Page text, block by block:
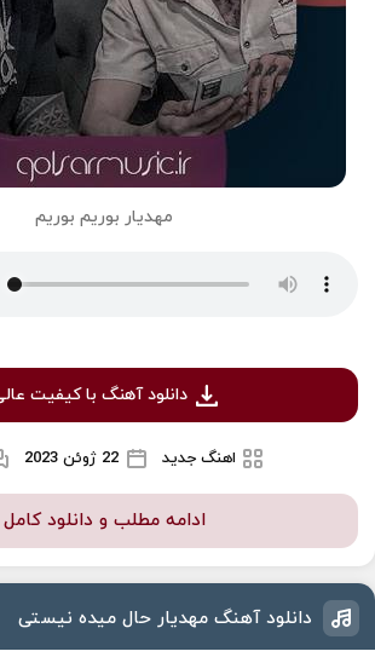
مهدیار بوریم بوریم
دانلود آهنگ با کیفیت
اهنگ جدید 22 ژوئن 2023
ادامه مطلب و دانلود کامل
دانلود آهنگ مهدیار حال میده نیستی